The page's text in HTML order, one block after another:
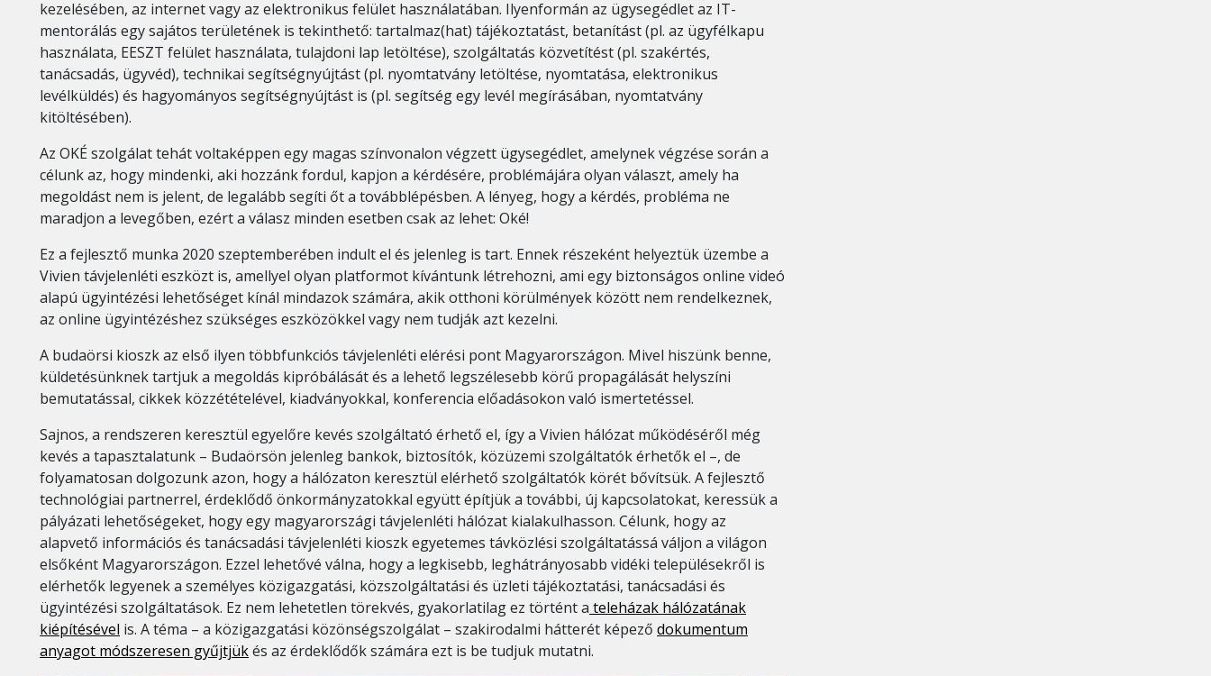
kezelésében, az internet vagy az elektronikus felület használatában. Ilyenformán az ügysegédlet az IT-
mentorálás egy sajátos területének is tekinthető: tartalmaz(hat) tájékoztatást, betanítást (pl. az ügyfélkapu
használata, EESZT felület használata, tulajdoni lap letöltése), szolgáltatás közvetítést (pl. szakértés,
tanácsadás, ügyvéd), technikai segítségnyújtást (pl. nyomtatvány letöltése, nyomtatása, elektronikus
levélküldés) és hagyományos segítségnyújtást is (pl. segítség egy levél megírásában, nyomtatvány
kitöltésében).
Az OKÉ szolgálat tehát voltaképpen egy magas színvonalon végzett ügysegédlet, amelynek végzése során a
célunk az, hogy mindenki, aki hozzánk fordul, kapjon a kérdésére, problémájára olyan választ, amely ha
megoldást nem is jelent, de legalább segíti őt a továbblépésben. A lényeg, hogy a kérdés, probléma ne
maradjon a levegőben, ezért a válasz minden esetben csak az lehet: Oké!
Ez a fejlesztő munka 2020 szeptemberében indult el és jelenleg is tart. Ennek részeként helyeztük üzembe a
Vivien távjelenléti eszközt is, amellyel olyan platformot kívántunk létrehozni, ami egy biztonságos online videó
alapú ügyintézési lehetőséget kínál mindazok számára, akik otthoni körülmények között nem rendelkeznek,
az online ügyintézéshez szükséges eszközökkel vagy nem tudják azt kezelni.
A budaörsi kioszk az első ilyen többfunkciós távjelenléti elérési pont Magyarországon. Mivel hiszünk benne,
küldetésünknek tartjuk a megoldás kipróbálását és a lehető legszélesebb körű propagálását helyszíni
bemutatással, cikkek közzétételével, kiadványokkal, konferencia előadásokon való ismertetéssel.
Sajnos, a rendszeren keresztül egyelőre kevés szolgáltató érhető el, így a Vivien hálózat működéséről még
kevés a tapasztalatunk – Budaörsön jelenleg bankok, biztosítók, közüzemi szolgáltatók érhetők el –, de
folyamatosan dolgozunk azon, hogy a hálózaton keresztül elérhető szolgáltatók körét bővítsük. A fejlesztő
technológiai partnerrel, érdeklődő önkormányzatokkal együtt építjük a további, új kapcsolatokat, keressük a
pályázati lehetőségeket, hogy egy magyarországi távjelenléti hálózat kialakulhasson. Célunk, hogy az
alapvető információs és tanácsadási távjelenléti kioszk egyetemes távközlési szolgáltatássá váljon a világon
elsőként Magyarországon. Ezzel lehetővé válna, hogy a legkisebb, leghátrányosabb vidéki településekről is
elérhetők legyenek a személyes közigazgatási, közszolgáltatási és üzleti tájékoztatási, tanácsadási és
ügyintézési szolgáltatások. Ez nem lehetetlen törekvés, gyakorlatilag ez történt a teleházak hálózatának
kiépítésével is. A téma – a közigazgatási közönségszolgálat – szakirodalmi hátterét képező dokumentum
anyagot módszeresen gyűjtjükés az érdeklődők számára ezt is be tudjuk mutatni.